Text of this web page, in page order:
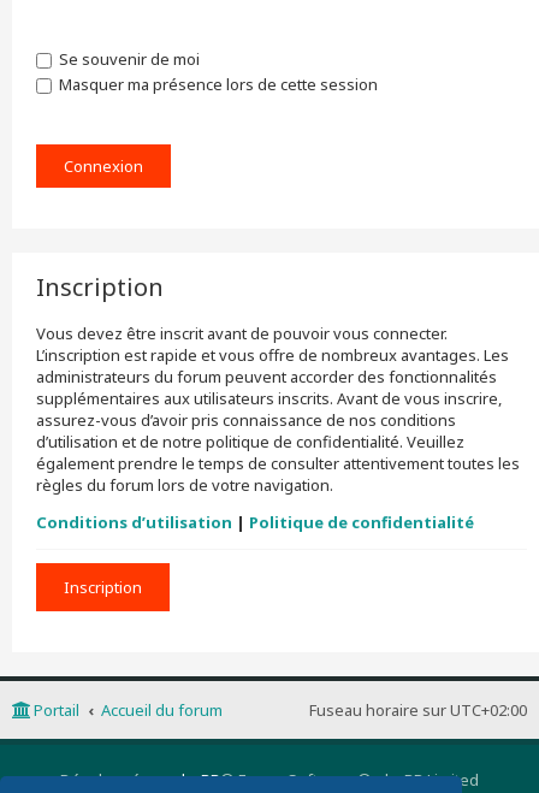
Se souvenir de moi
Masquer ma présence lors de cette session
Inscription
Vous devez être inscrit avant de pouvoir vous connecter.
L’inscription est rapide et vous offre de nombreux avantages. Les
administrateurs du forum peuvent accorder des fonctionnalités
supplémentaires aux utilisateurs inscrits. Avant de vous inscrire,
assurez-vous d’avoir pris connaissance de nos conditions
d’utilisation et de notre politique de confidentialité. Veuillez
également prendre le temps de consulter attentivement toutes les
règles du forum lors de votre navigation.
Conditions d’utilisation | Politique de confidentialité
Inscription
Fuseau horaire surUTC+02:00
Portail Accueil du forum
Développé parphpBB® Forum Software © phpBB Limited